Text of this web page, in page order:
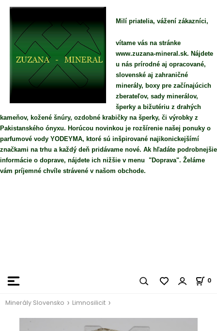
Milí priatelia, vážení zákazníci,
vítame vás na stránke
www.zuzana-mineral.sk. Nájdete
u nás prírodné aj opracované,
slovenské aj zahraničné
minerály, boxy pre začínajúcich
zberateľov, sady minerálov,
šperky a bižutériu z drahých
kameňov, kožené šnúry, ozdobné krabičky na šperky, či výrobky z
Pakistanského ónyxu. Horúcou novinkou je rozšírenie našej ponuky o
parfumové vody YODEYMA, ktoré sú inšpirované najikonickejšímí
značkami na trhu a každý deň pridávame nové. Ak hľadáte podrobnejšie
informácie o doprave, nájdete ich nižšie v menu "Doprava". Želáme
vám príjemné chvíle strávené v našom obchode.
0
Minerály Slovensko Limnosilicit